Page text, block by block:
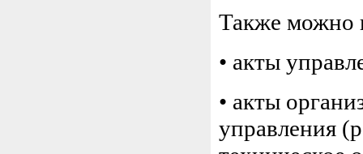
Также можно
• акты
• акты
управления